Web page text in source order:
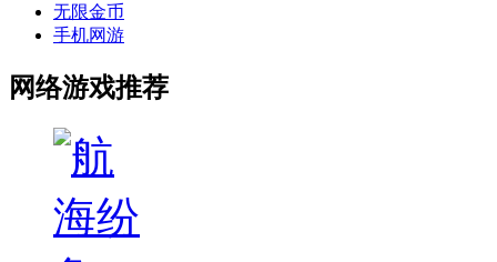
无限金币
手机网游
网络游戏推荐